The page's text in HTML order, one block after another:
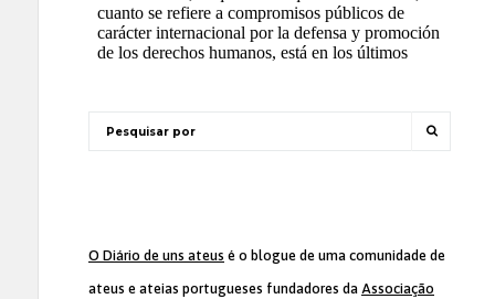
O Diário de uns ateus é o blogue de uma comunidade de
ateus e ateias portugueses fundadores da Associação